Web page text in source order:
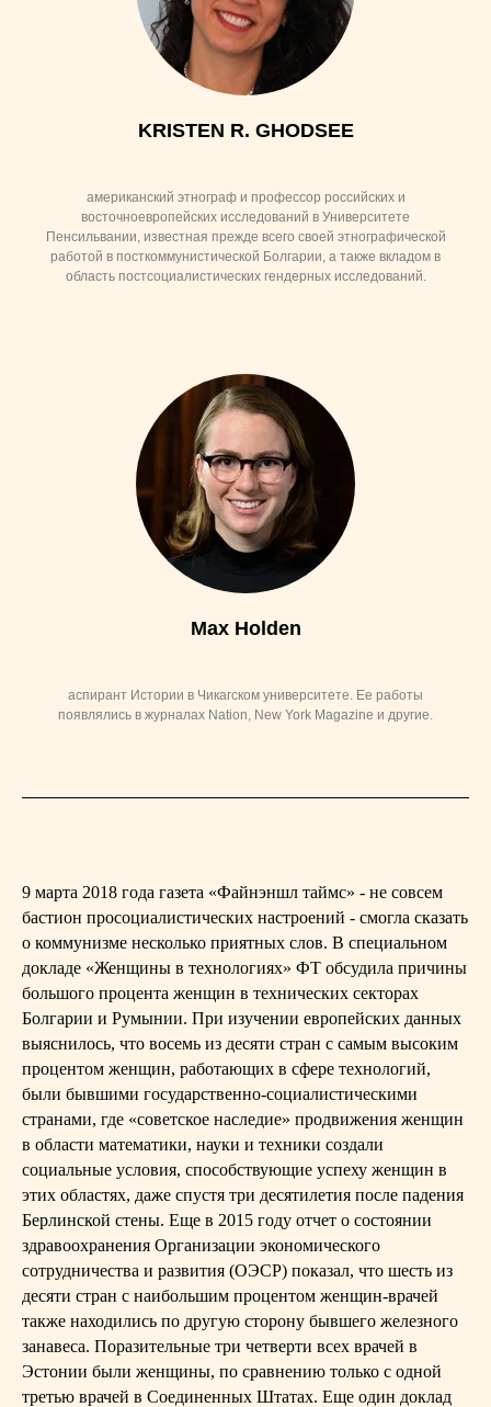
KRISTEN R. GHODSEE
американский этнограф и профессор российских и
восточноевропейских исследований в Университете
Пенсильвании, известная прежде всего своей этнографической
работой в посткоммунистической Болгарии, а также вкладом в
область постсоциалистических гендерных исследований.
Max Holden
аспирант Истории в Чикагском университете. Ее работы
появлялись в журналах Nation, New York Magazine и другие.
9 марта 2018 года газета «Файнэншл таймс» - не совсем
бастион просоциалистических настроений - смогла сказать
о коммунизме несколько приятных слов. В специальном
докладе «Женщины в технологиях» ФТ обсудила причины
большого процента женщин в технических секторах
Болгарии и Румынии. При изучении европейских данных
выяснилось, что восемь из десяти стран с самым высоким
процентом женщин, работающих в сфере технологий,
были бывшими государственно-социалистическими
странами, где «советское наследие» продвижения женщин
в области математики, науки и техники создали
социальные условия, способствующие успеху женщин в
этих областях, даже спустя три десятилетия после падения
Берлинской стены. Еще в 2015 году отчет о состоянии
здравоохранения Организации экономического
сотрудничества и развития (ОЭСР) показал, что шесть из
десяти стран с наибольшим процентом женщин-врачей
также находились по другую сторону бывшего железного
занавеса. Поразительные три четверти всех врачей в
Эстонии были женщины, по сравнению только с одной
третью врачей в Соединенных Штатах. Еще один доклад